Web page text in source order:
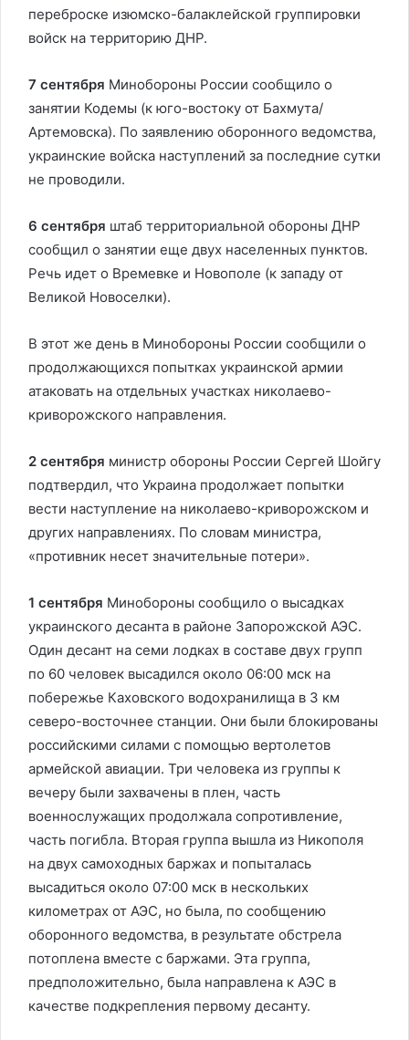
переброске изюмско-балаклейской группировки
войск на территорию ДНР.
7 сентября Минобороны России сообщило о
занятии Кодемы (к юго-востоку от Бахмута/
Артемовска). По заявлению оборонного ведомства,
украинские войска наступлений за последние сутки
не проводили.
6 сентября штаб территориальной обороны ДНР
сообщил о занятии еще двух населенных пунктов.
Речь идет о Времевке и Новополе (к западу от
Великой Новоселки).
В этот же день в Минобороны России сообщили о
продолжающихся попытках украинской армии
атаковать на отдельных участках николаево-
криворожского направления.
2 сентября министр обороны России Сергей Шойгу
подтвердил, что Украина продолжает попытки
вести наступление на николаево-криворожском и
других направлениях. По словам министра,
«противник несет значительные потери».
1 сентября Минобороны сообщило о высадках
украинского десанта в районе Запорожской АЭС.
Один десант на семи лодках в составе двух групп
по 60 человек высадился около 06:00 мск на
побережье Каховского водохранилища в 3 км
северо-восточнее станции. Они были блокированы
российскими силами с помощью вертолетов
армейской авиации. Три человека из группы к
вечеру были захвачены в плен, часть
военнослужащих продолжала сопротивление,
часть погибла. Вторая группа вышла из Никополя
на двух самоходных баржах и попыталась
высадиться около 07:00 мск в нескольких
километрах от АЭС, но была, по сообщению
оборонного ведомства, в результате обстрела
потоплена вместе с баржами. Эта группа,
предположительно, была направлена к АЭС в
качестве подкрепления первому десанту.